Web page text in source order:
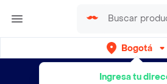
Bogotá
Ingresa tu